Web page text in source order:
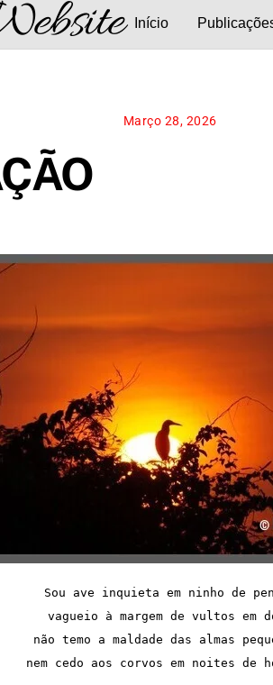
Início
Março 28, 2026
Sou ave inquieta em ninho de
vagueio à margem de vultos em
não temo a maldade das almas
nem cedo aos corvos em noites de